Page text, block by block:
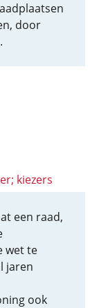
door
kiezers
een raad,
wet te
jaren
ook